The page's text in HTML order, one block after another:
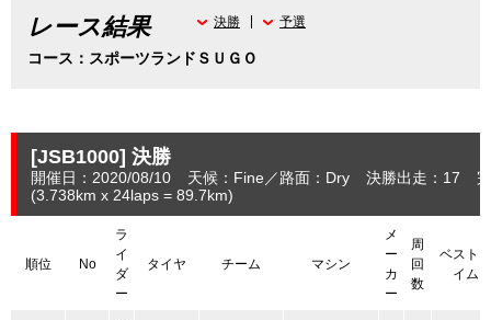
レース結果
コース：スポーツランドＳＵＧＯ
決勝 予選
[JSB1000] 決勝
開催日：2020/08/10 天候：Fine 路面：Dry 決勝出走：17
(3.738km x 24laps = 89.7km)
順位 No
ラ
イ
ダ
ー
タイヤ チーム マシン
メ
ー
カ
ー
周
回
数
ベストタ
イム